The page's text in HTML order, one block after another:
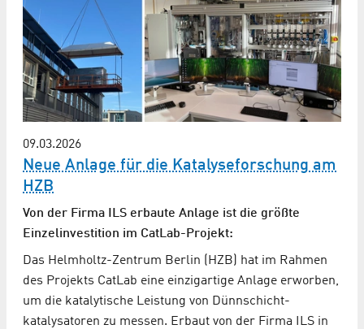
09.03.2026
Neue Anlage für die Katalyseforschung am
HZB
Von der Firma ILS erbaute Anlage ist die größte
Einzelinvestition im CatLab-Projekt:
Das Helmholtz-Zentrum Berlin (HZB) hat im Rahmen
des Projekts CatLab eine einzigartige Anlage erworben,
um die katalytische Leistung von Dünnschicht­
katalysatoren zu messen. Erbaut von der Firma ILS in